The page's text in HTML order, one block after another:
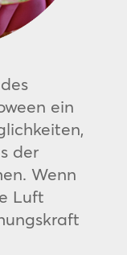
ein
der
Wenn
Luft